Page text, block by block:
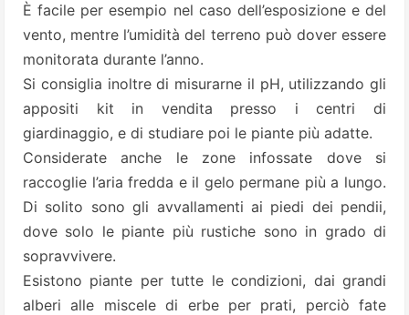
È facile per esempio nel caso dell’esposizione e del
vento, mentre l’umidità del terreno può dover essere
monitorata durante l’anno.
Si consiglia inoltre di misurarne il pH, utilizzando gli
appositi kit in vendita presso i centri di
giardinaggio, e di studiare poi le piante più adatte.
Considerate anche le zone infossate dove si
raccoglie l’aria fredda e il gelo permane più a lungo.
Di solito sono gli avvallamenti ai piedi dei pendii,
dove solo le piante più rustiche sono in grado di
sopravvivere.
Esistono piante per tutte le condizioni, dai grandi
alberi alle miscele di erbe per prati, perciò fate